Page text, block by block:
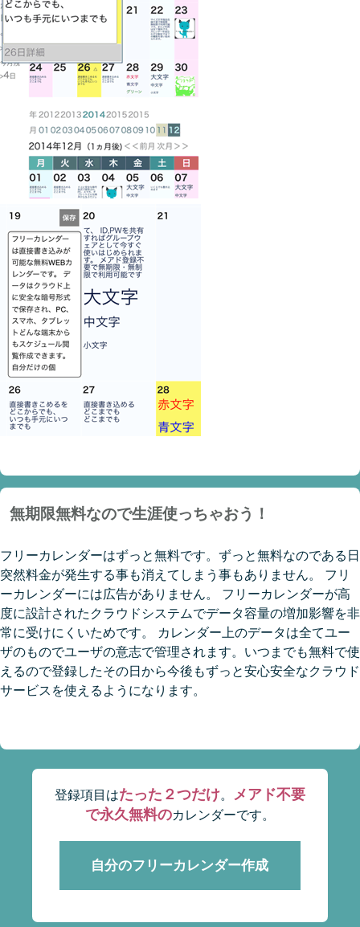
無期限無料なので生涯使っちゃおう！
フリーカレンダーはずっと無料です。ずっと無料なのである日
突然料金が発生する事も消えてしまう事もありません。 フリ
ーカレンダーには広告がありません。 フリーカレンダーが高
度に設計されたクラウドシステムでデータ容量の増加影響を非
常に受けにくいためです。 カレンダー上のデータは全てユー
ザのものでユーザの意志で管理されます。いつまでも無料で使
えるので登録したその日から今後もずっと安心安全なクラウド
サービスを使えるようになります。
登録項目はたった２つだけ。 メアド不要
で永久無料のカレンダーです。
自分のフリーカレンダー作成